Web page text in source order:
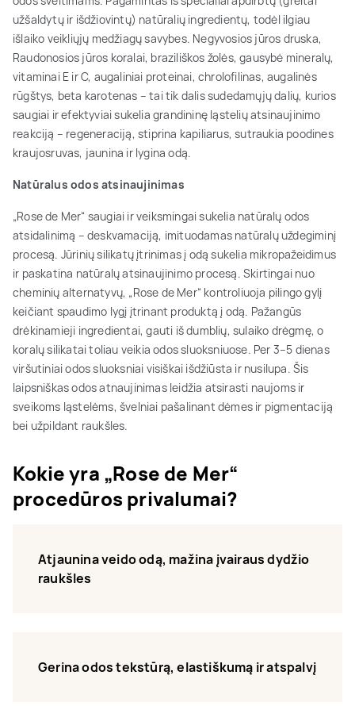
užšaldytų ir išdžiovintų) natūralių ingredientų, todėl ilgiau
išlaiko veikliųjų medžiagų savybes. Negyvosios jūros druska,
Raudonosios jūros koralai, braziliškos žolės, gausybė mineralų,
vitaminai E ir C, augaliniai proteinai, chrolofilinas, augalinės
rūgštys, beta karotenas – tai tik dalis sudedamųjų dalių, kurios
saugiai ir efektyviai sukelia grandininę ląstelių atsinaujinimo
reakciją – regeneraciją, stiprina kapiliarus, sutraukia poodines
kraujosruvas, jaunina ir lygina odą.
Natūralus odos atsinaujinimas
„Rose de Mer“ saugiai ir veiksmingai sukelia natūralų odos
atsidalinimą – deskvamaciją, imituodamas natūralų uždegiminį
procesą. Jūrinių silikatų įtrinimas į odą sukelia mikropažeidimus
ir paskatina natūralų atsinaujinimo procesą. Skirtingai nuo
cheminių alternatyvų, „Rose de Mer“ kontroliuoja pilingo gylį
keičiant spaudimo lygį įtrinant produktą į odą. Pažangūs
drėkinamieji ingredientai, gauti iš dumblių, sulaiko drėgmę, o
koralų silikatai toliau veikia odos sluoksniuose. Per 3–5 dienas
viršutiniai odos sluoksniai visiškai išdžiūsta ir nusilupa. Šis
laipsniškas odos atnaujinimas leidžia atsirasti naujoms ir
sveikoms ląstelėms, švelniai pašalinant dėmes ir pigmentaciją
bei užpildant raukšles.
Kokie yra „Rose de Mer“
procedūros privalumai?
Atjaunina veido odą, mažina įvairaus dydžio
raukšles
Gerina odos tekstūrą, elastiškumą ir atspalvį